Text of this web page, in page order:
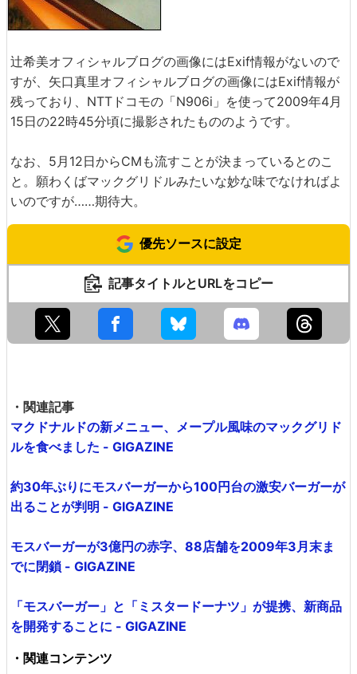
辻希美オフィシャルブログの画像にはExif情報がないので
すが、矢口真里オフィシャルブログの画像にはExif情報が
残っており、NTTドコモの「N906i」を使って2009年4月
15日の22時45分頃に撮影されたもののようです。
なお、5月12日からCMも流すことが決まっているとのこ
と。願わくばマックグリドルみたいな妙な味でなければよ
いのですが……期待大。
優先ソースに設定
記事タイトルとURLをコピー
・関連記事
マクドナルドの新メニュー、メープル風味のマックグリド
ルを食べました - GIGAZINE
約30年ぶりにモスバーガーから100円台の激安バーガーが
出ることが判明 - GIGAZINE
モスバーガーが3億円の赤字、88店舗を2009年3月末ま
でに閉鎖 - GIGAZINE
「モスバーガー」と「ミスタードーナツ」が提携、新商品
を開発することに - GIGAZINE
・関連コンテンツ